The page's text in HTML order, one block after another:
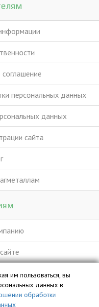
персональных данных
данных
сайта
интеллектуальной
охраняется законом.
им пользоваться, вы
данных в
обработки